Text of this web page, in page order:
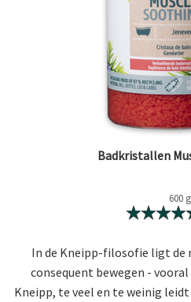
Badkristallen
600 g
In de Kneipp-filosofie ligt de
consequent bewegen -
Kneipp, te veel en te weinig